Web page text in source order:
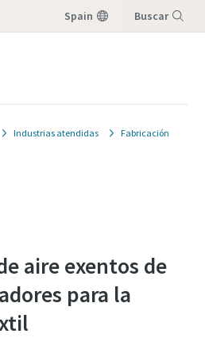
Spain Buscar
Industrias atendidas Fabricación
aire exentos de
para la